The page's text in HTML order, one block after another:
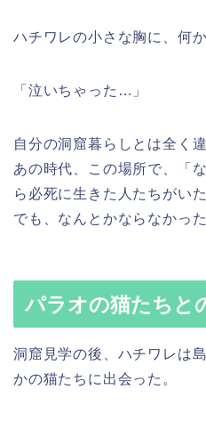
ハチワレの小さな胸に、何
「泣いちゃった…」
自分の洞窟暮らしとは全く違
あの時代、この場所で、「
ら必死に生きた人たちがいた
でも、なんとかならなかっ
パラオの猫たちと
洞窟見学の後、ハチワレは
かの猫たちに出会った。